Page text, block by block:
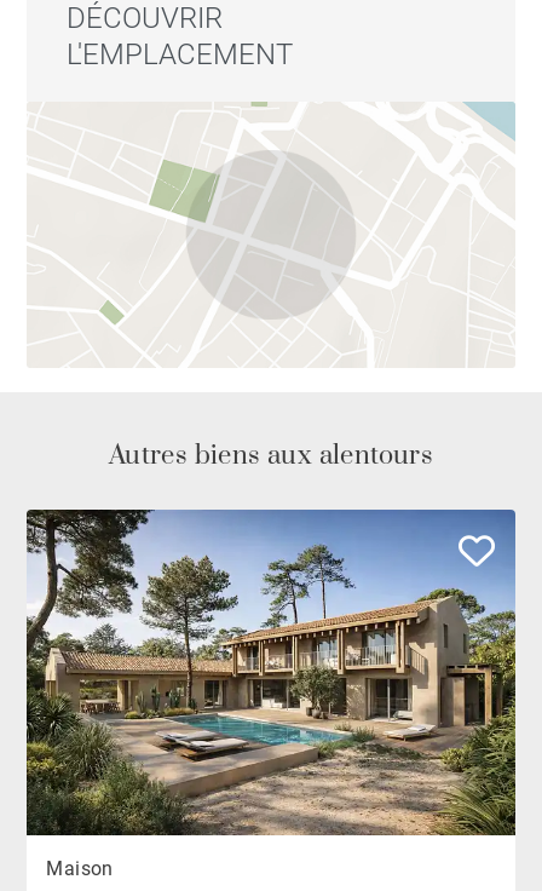
DÉCOUVRIR
L'EMPLACEMENT
Autres biens aux alentours
Maison